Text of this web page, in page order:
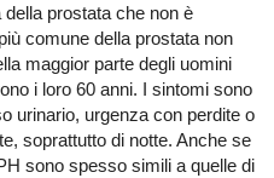
prostata che non è
comune della prostata non
maggior parte degli uomini
i loro 60 anni. I sintomi sono
urinario, urgenza con perdite o
soprattutto di notte. Anche se
sono spesso simili a quelle di